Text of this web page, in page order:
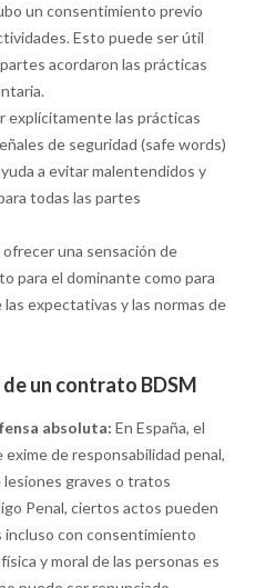
un consentimiento previo
Esto puede ser útil
acordaron las prácticas
explícitamente las prácticas
de seguridad (safe words)
a evitar malentendidos y
todas las partes
ofrecer una sensación de
para el dominante como para
expectativas y las normas de
un contrato BDSM
absoluta: En España, el
de responsabilidad penal,
graves o tratos
Penal, ciertos actos pueden
con consentimiento
y moral de las personas es